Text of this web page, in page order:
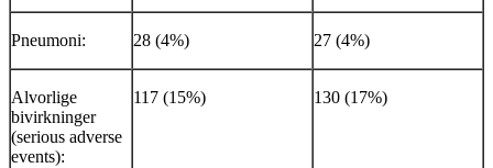
Pneumoni: 28 (4%) 27 (4%)
Alvorlige
bivirkninger
(serious adverse
events):
117 (15%) 130 (17%)